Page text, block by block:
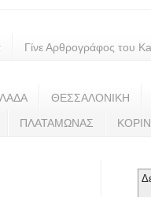
Γίνε Αρθρογράφος του
ΘΕΣΣΑΛΟΝΙΚΗ
ΠΛΑΤΑΜΩΝΑΣ